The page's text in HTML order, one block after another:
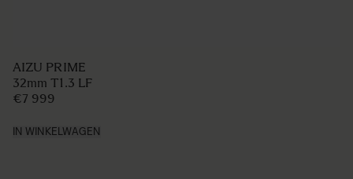
AIZU PRIME
32mm T1.3 LF
€7 999
IN WINKELWAGEN